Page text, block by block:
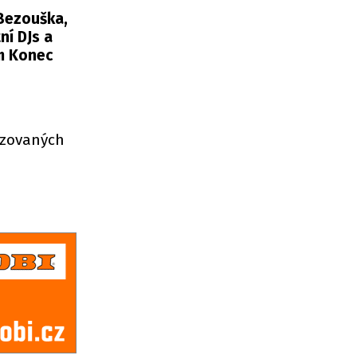
DJs a
Konec